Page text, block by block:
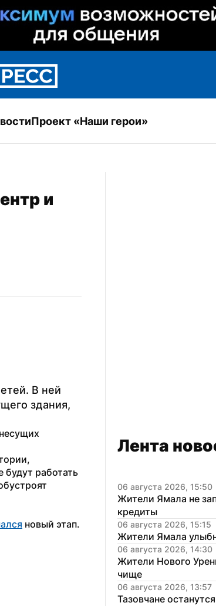
Проект «Наши герои»
и
В ней
здания,
работать
новый этап.
Лента
06 августа 2026, 15:50
Жители Ямала не
кредиты
06 августа 2026, 15:15
Жители Ямала
06 августа 2026, 14:30
Жители Нового
чище
06 августа 2026, 13:57
Тазовчане